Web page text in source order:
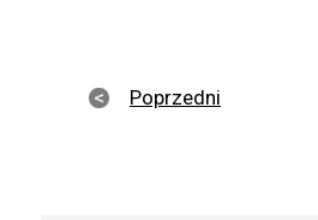
Poprzedni